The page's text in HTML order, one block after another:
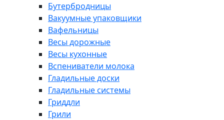
Бутербродницы
Вакуумные упаковщики
Вафельницы
Весы дорожные
Весы кухонные
Вспениватели молока
Гладильные доски
Гладильные системы
Гриддли
Грили